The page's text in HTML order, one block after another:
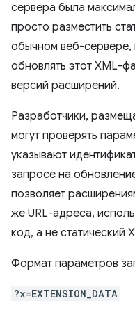
сервера была
просто разместить
обычном веб-
обновлять этот XML-
версий расширений.
Разработчики,
могут проверять
указывают
запросе на
позволяет
же URL-адреса,
код, а не статический
Формат параметров
?x=EXTENSION_DATA